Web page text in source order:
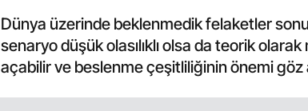
Dünya üzerinde beklenmedik felaketler
senaryo düşük olasılıklı olsa da teorik
açabilir ve beslenme çeşitliliğinin önemi göz